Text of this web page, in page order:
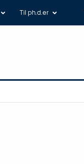
Til ph.d.er